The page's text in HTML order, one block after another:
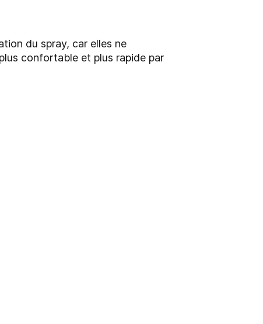
du spray, car elles ne
confortable et plus rapide par